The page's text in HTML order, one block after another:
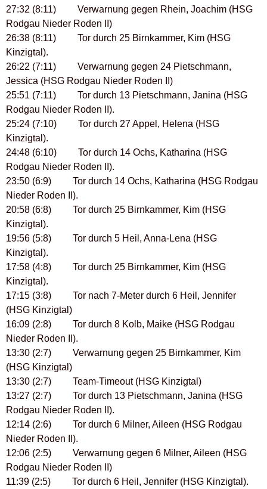
27:32 (8:11) Verwarnung gegen Rhein, Joachim (HSG
Rodgau Nieder Roden II)
26:38 (8:11) Tor durch 25 Birnkammer, Kim (HSG
Kinzigtal).
26:22 (7:11) Verwarnung gegen 24 Pietschmann,
Jessica (HSG Rodgau Nieder Roden II)
25:51 (7:11) Tor durch 13 Pietschmann, Janina (HSG
Rodgau Nieder Roden II).
25:24 (7:10) Tor durch 27 Appel, Helena (HSG
Kinzigtal).
24:48 (6:10) Tor durch 14 Ochs, Katharina (HSG
Rodgau Nieder Roden II).
23:50 (6:9) Tor durch 14 Ochs, Katharina (HSG Rodgau
Nieder Roden II).
20:58 (6:8) Tor durch 25 Birnkammer, Kim (HSG
Kinzigtal).
19:56 (5:8) Tor durch 5 Heil, Anna-Lena (HSG
Kinzigtal).
17:58 (4:8) Tor durch 25 Birnkammer, Kim (HSG
Kinzigtal).
17:15 (3:8) Tor nach 7-Meter durch 6 Heil, Jennifer
(HSG Kinzigtal)
16:09 (2:8) Tor durch 8 Kolb, Maike (HSG Rodgau
Nieder Roden II).
13:30 (2:7) Verwarnung gegen 25 Birnkammer, Kim
(HSG Kinzigtal)
13:30 (2:7) Team-Timeout (HSG Kinzigtal)
13:27 (2:7) Tor durch 13 Pietschmann, Janina (HSG
Rodgau Nieder Roden II).
12:14 (2:6) Tor durch 6 Milner, Aileen (HSG Rodgau
Nieder Roden II).
12:06 (2:5) Verwarnung gegen 6 Milner, Aileen (HSG
Rodgau Nieder Roden II)
11:39 (2:5) Tor durch 6 Heil, Jennifer (HSG Kinzigtal).